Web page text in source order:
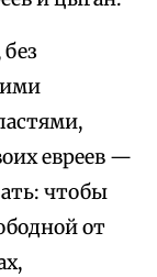
евреев —
чтобы
от